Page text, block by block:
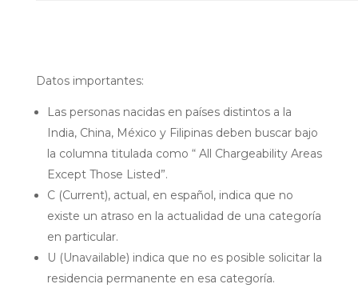
Datos importantes:
Las personas nacidas en países distintos a la
India, China, México y Filipinas deben buscar bajo
la columna titulada como “ All Chargeability Areas
Except Those Listed”.
C (Current), actual, en español, indica que no
existe un atraso en la actualidad de una categoría
en particular.
U (Unavailable) indica que no es posible solicitar la
residencia permanente en esa categoría.